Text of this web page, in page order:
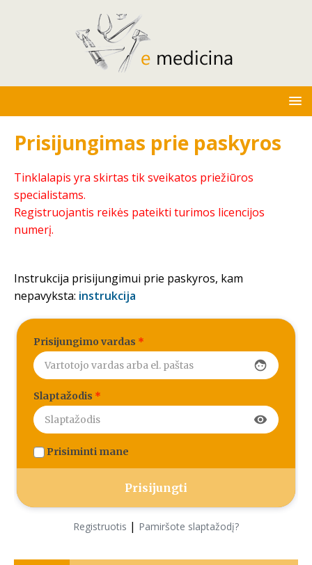
Prisijungimas prie paskyros
Tinklalapis yra skirtas tik sveikatos priežiūros
specialistams.
Registruojantis reikės pateikti turimos licencijos
numerį.
Instrukcija prisijungimui prie paskyros, kam
nepavyksta: instrukcija
Prisijungimo vardas *
face
Slaptažodis *
visibility
Prisiminti mane
Registruotis | Pamiršote slaptažodį?